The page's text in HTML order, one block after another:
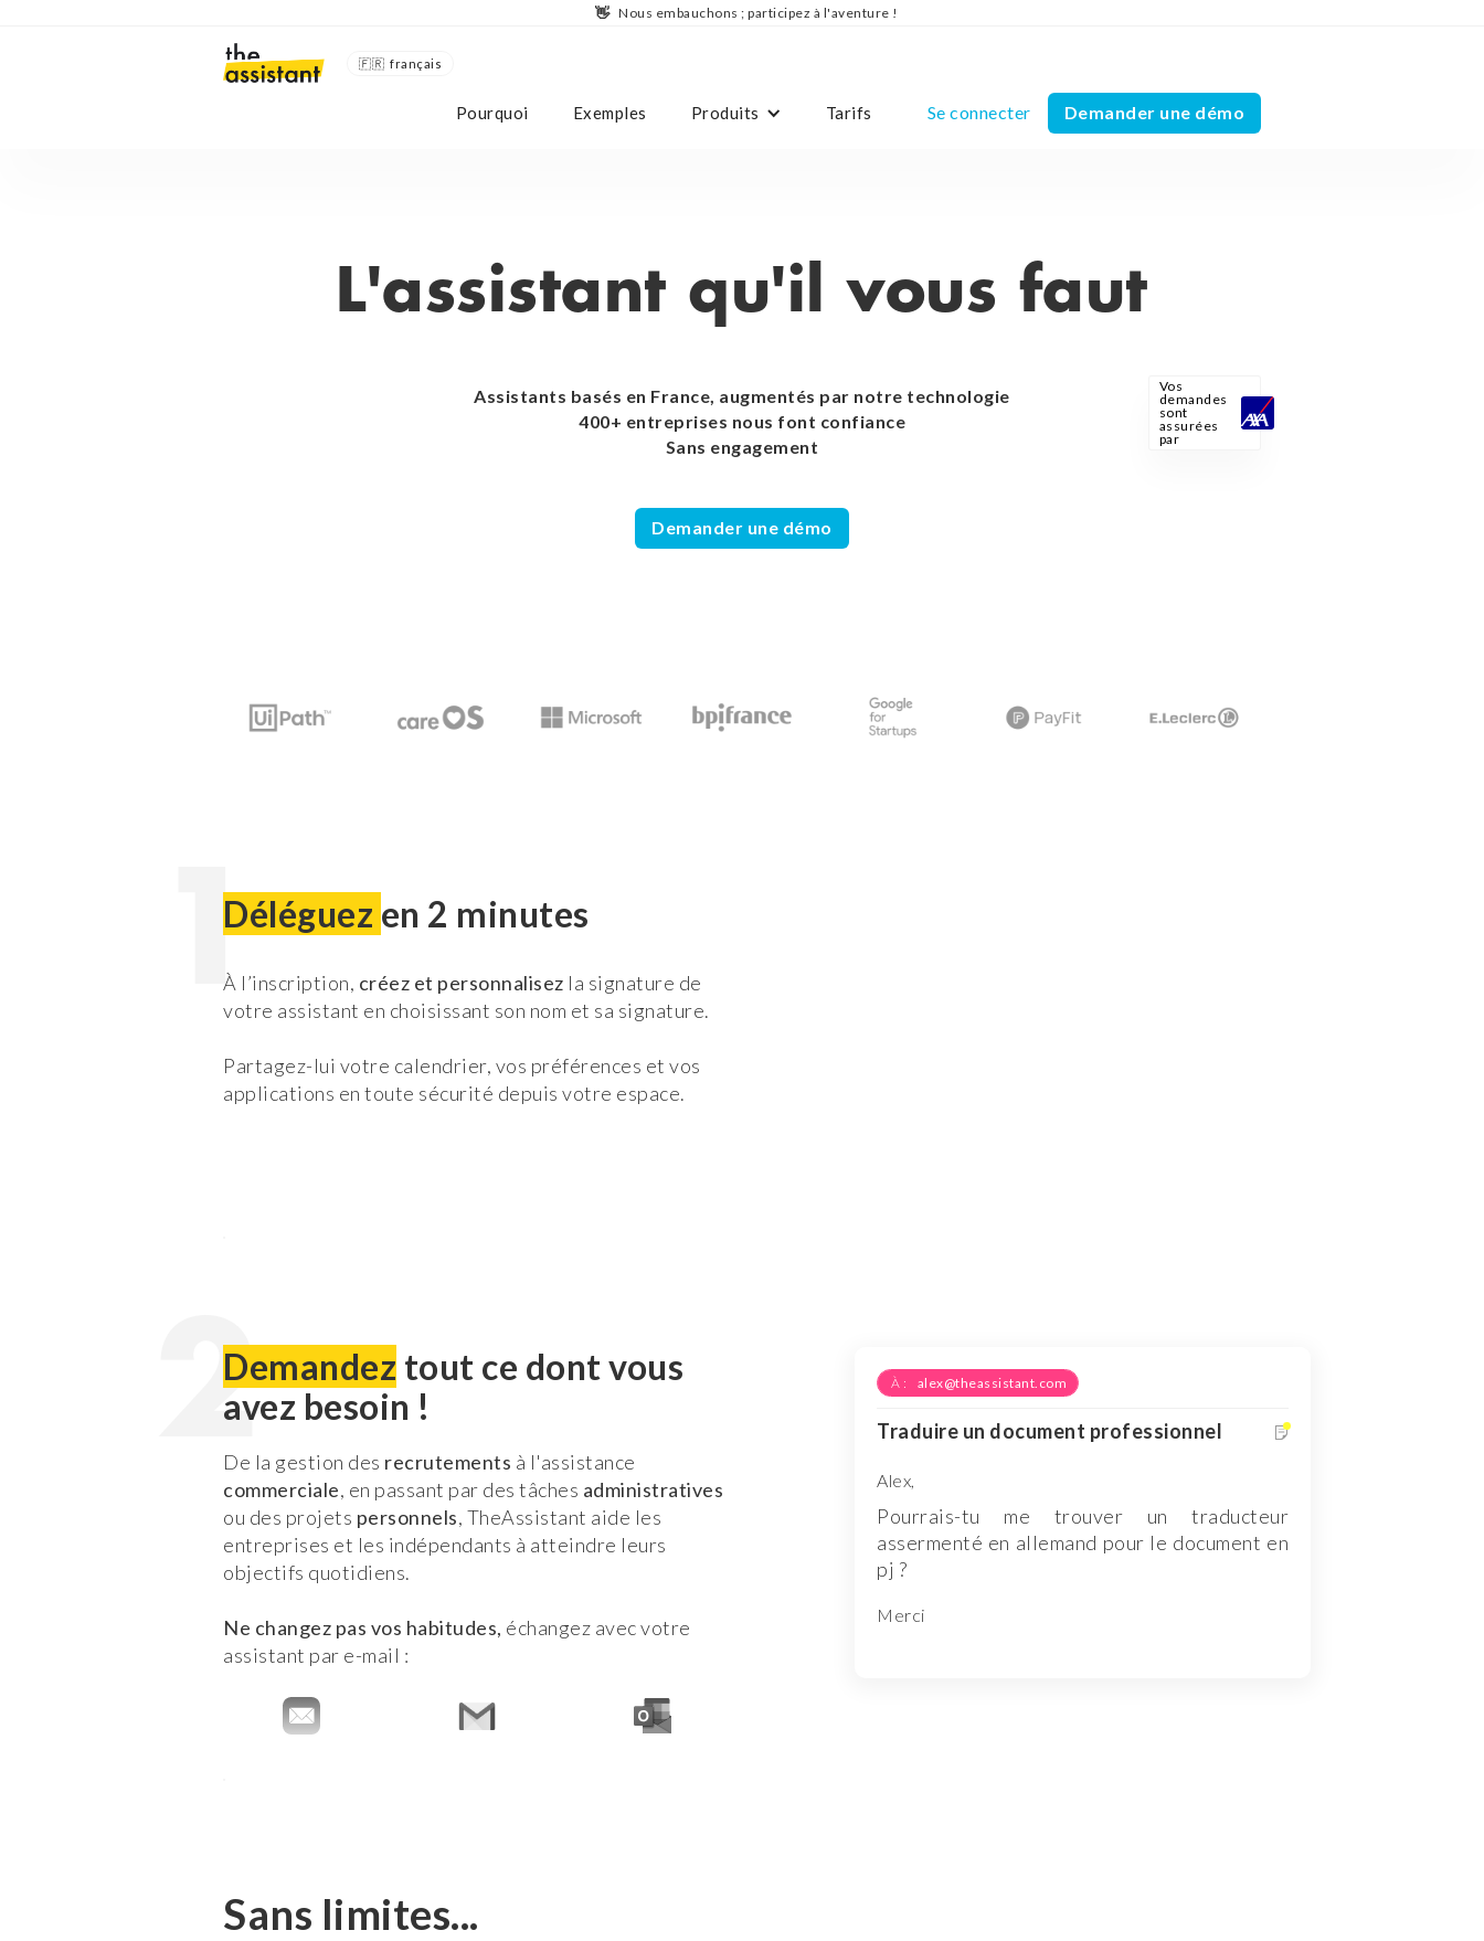
👋 Nous embauchons ; participez à l'aventure !
🇫🇷 français
Pourquoi Exemples Produits Tarifs Se connecter Demander une démo
L'assistant qu'il vous faut
Assistants basés en France, augmentés par notre technologie
400+ entreprises nous font confiance
Sans engagement
Demander une démo
Vos
demandes
sont
assurées
par
1
Déléguez en 2 minutes
À l’inscription, créez et personnalisez la signature de
votre assistant en choisissant son nom et sa signature.
Partagez-lui votre calendrier, vos préférences et vos
applications en toute sécurité depuis votre espace.
2
Demandez tout ce dont vous
avez besoin !
De la gestion des recrutements à l'assistance
commerciale, en passant par des tâches administratives
ou des projets personnels, TheAssistant aide les
entreprises et les indépendants à atteindre leurs
objectifs quotidiens.
Ne changez pas vos habitudes, échangez avec votre
assistant par e-mail :
À : alex@theassistant.com
Traduire un document professionnel
Alex,
Pourrais-tu me trouver un traducteur
assermenté en allemand pour le document en
pj ?
Merci
Sans limites...